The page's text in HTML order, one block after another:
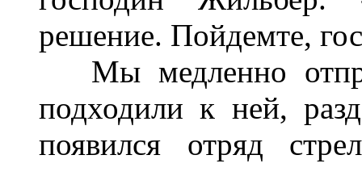
решение. Пойдемте,
Мы медленно
подходили к ней,
появился отряд